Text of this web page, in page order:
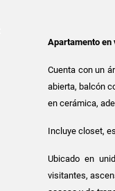
Apartamento en
Cuenta con un
abierta, balcón
en cerámica,
Incluye closet,
Ubicado en
visitantes,